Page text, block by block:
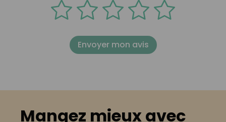
Envoyer mon avis
Mangez mieux avec